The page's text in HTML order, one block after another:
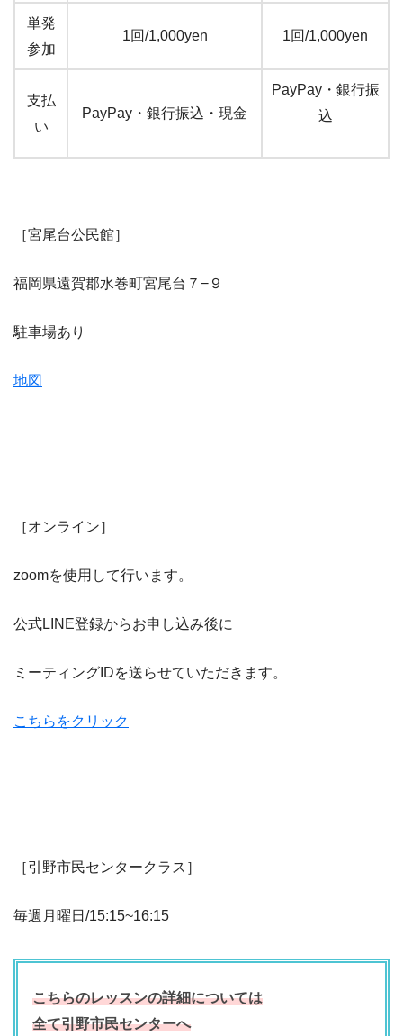
単発
参加
1回/1,000yen 1回/1,000yen
支払
い
PayPay・銀行振込・現金
PayPay・銀行振
込
［宮尾台公民館］
福岡県遠賀郡水巻町宮尾台７−９
駐車場あり
地図
［オンライン］
zoomを使用して行います。
公式LINE登録からお申し込み後に
ミーティングIDを送らせていただきます。
こちらをクリック
［引野市民センタークラス］
毎週月曜日/15:15~16:15
こちらのレッスンの詳細については
全て引野市民センターへ